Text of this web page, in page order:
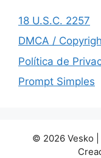
18 U.S.C. 2257
DMCA /
Política de
Prompt Simples
© 2026 Vesko |